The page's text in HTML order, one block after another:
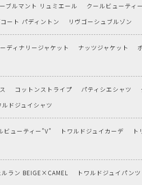
ブルマント リュミエール クールビューティ
ート パディントン リヴゴーシュブルゾン
ディナリージャケット ナッツジャケット
コットンストライプ パティシエシャツ
ルドジュイシャツ
ビューティー"V" トワルドジュイカーデ ト
ラン BEIGE×CAMEL トワルドジュイパンツ